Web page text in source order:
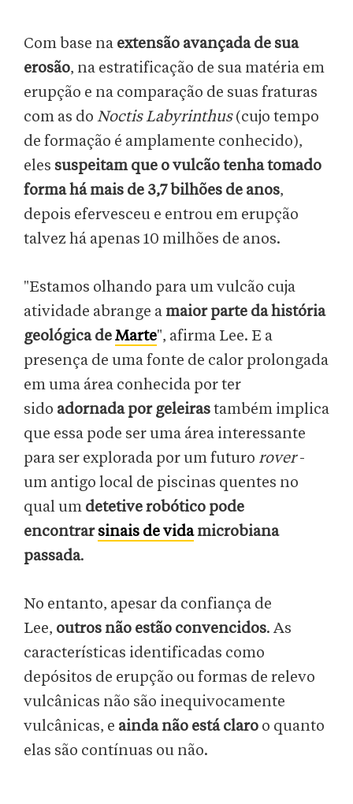
Com base na extensão avançada de sua
erosão, na estratificação de sua matéria em
erupção e na comparação de suas fraturas
com as do Noctis Labyrinthus(cujo tempo
de formação é amplamente conhecido),
eles suspeitam que o vulcão tenha tomado
forma há mais de 3,7 bilhões de anos,
depois efervesceu e entrou em erupção
talvez há apenas 10 milhões de anos.
"Estamos olhando para um vulcão cuja
atividade abrange a maior parte da história
geológica deMarte", afirma Lee. E a
presença de uma fonte de calor prolongada
em uma área conhecida por ter
sido adornada por geleirastambém implica
que essa pode ser uma área interessante
para ser explorada por um futuro rover-
um antigo local de piscinas quentes no
qual um detetive robótico pode
encontrarsinais de vidamicrobiana
passada.
No entanto, apesar da confiança de
Lee, outros não estão convencidos. As
características identificadas como
depósitos de erupção ou formas de relevo
vulcânicas não são inequivocamente
vulcânicas, e ainda não está claro o quanto
elas são contínuas ou não.